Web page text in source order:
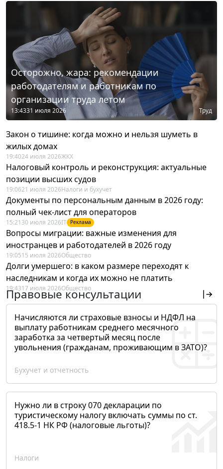
Осторожно, жара: рекомендации
работодателям и работникам по
организации труда летом
13:4331 июля 2026 Труд
Закон о тишине: когда можно и нельзя шуметь в
жилых домах
19:4024 июля 2026ЖКХ
Налоговый контроль и реконструкция: актуальные
позиции высших судов
19:0621 июля 2026Налоги и бухучет
Документы по персональным данным в 2026 году:
полный чек-лист для операторов
15:21 30 июля 2026IT Реклама
Вопросы миграции: важные изменения для
иностранцев и работодателей в 2026 году
19:0515 июля 2026Общество
Долги умершего: в каком размере переходят к
наследникам и когда их можно не платить
19:4317 июля 2026Общество
Правовые консультации
Начисляются ли страховые взносы и НДФЛ на
выплату работникам среднего месячного
заработка за четвертый месяц после
увольнения (гражданам, проживающим в ЗАТО)?
Бухучет и отчетность
Нужно ли в строку 070 декларации по
туристическому налогу включать суммы по ст.
418.5-1 НК РФ (налоговые льготы)?
Налоги